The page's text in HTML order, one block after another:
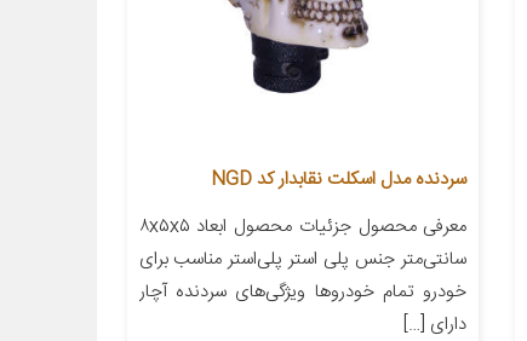
سردنده مدل اسکلت نقابدار کد NGD
معرفی محصول جزئیات محصول ابعاد ۸x۵x۵
سانتی‌متر جنس پلی استر پلی‌استر مناسب برای
خودرو تمام خودروها ویژگی‌های سردنده آچار
دارای […]